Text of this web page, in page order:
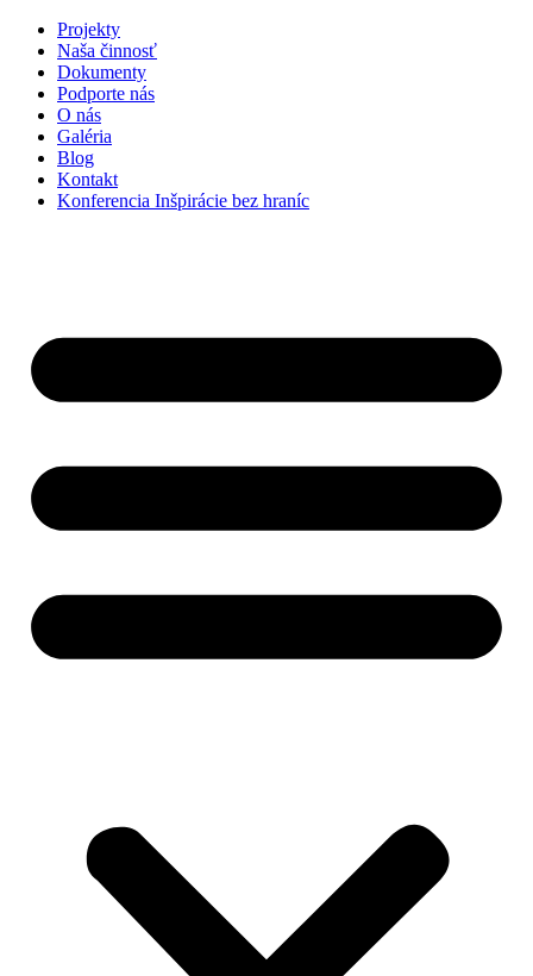
Projekty
Naša činnosť
Dokumenty
Podporte nás
O nás
Galéria
Blog
Kontakt
Konferencia Inšpirácie bez hraníc